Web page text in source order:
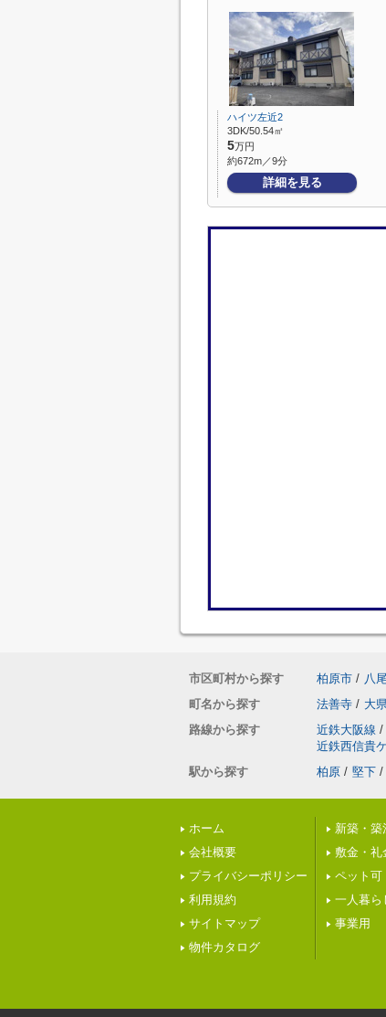
ハイツ左近2
3DK/50.54㎡
5万円
約672m／9分
詳細を見る
市区町村から探す 柏原市 / 八
町名から探す
法善寺 / 大
路線から探す
近鉄大阪線 /
近鉄西信貴
駅から探す
柏原 / 堅下 /
ホーム
会社概要
プライバシーポリシー
利用規約
サイトマップ
物件カタログ
新築・築
敷金・礼
ペット可
一人暮ら
事業用